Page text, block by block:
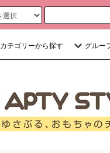
カテゴリーから探す グルー